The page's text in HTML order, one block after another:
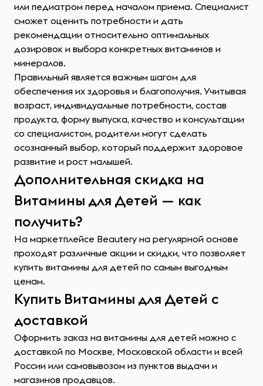
или педиатром перед началом приема. Специалист
сможет оценить потребности и дать
рекомендации относительно оптимальных
дозировок и выбора конкретных витаминов и
минералов.
Правильный является важным шагом для
обеспечения их здоровья и благополучия. Учитывая
возраст, индивидуальные потребности, состав
продукта, форму выпуска, качество и консультации
со специалистом, родители могут сделать
осознанный выбор, который поддержит здоровое
развитие и рост малышей.
Дополнительная скидка на
Витамины для Детей — как
получить?
На маркетплейсе Beautery на регулярной основе
проходят различные акции и скидки, что позволяет
купить витамины для детей по самым выгодным
ценам.
Купить Витамины для Детей с
доставкой
Оформить заказ на витамины для детей можно с
доставкой по Москве, Московской области и всей
России или самовывозом из пунктов выдачи и
магазинов продавцов.